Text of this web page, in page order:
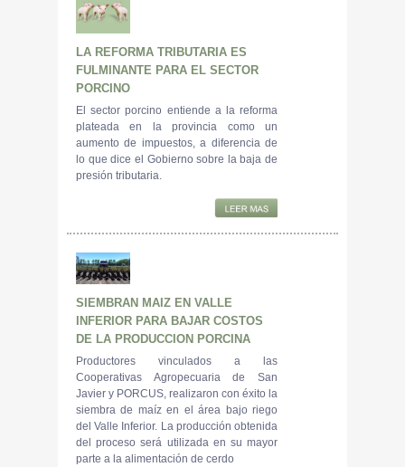
LA REFORMA TRIBUTARIA ES
FULMINANTE PARA EL SECTOR
PORCINO
El sector porcino entiende a la reforma
plateada en la provincia como un
aumento de impuestos, a diferencia de
lo que dice el Gobierno sobre la baja de
presión tributaria.
SIEMBRAN MAIZ EN VALLE
INFERIOR PARA BAJAR COSTOS
DE LA PRODUCCION PORCINA
Productores vinculados a las
Cooperativas Agropecuaria de San
Javier y PORCUS, realizaron con éxito la
siembra de maíz en el área bajo riego
del Valle Inferior. La producción obtenida
del proceso será utilizada en su mayor
parte a la alimentación de cerdo